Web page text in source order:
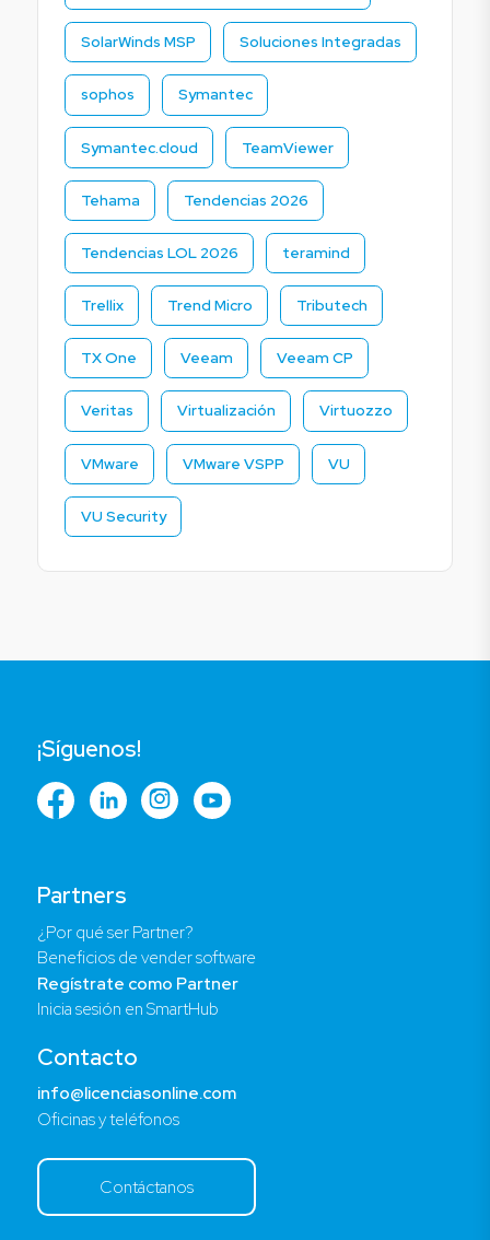
SolarWinds MSP Soluciones Integradas
sophos Symantec
Symantec.cloud TeamViewer
Tehama Tendencias 2026
Tendencias LOL 2026 teramind
Trellix Trend Micro Tributech
TX One Veeam Veeam CP
Veritas Virtualización Virtuozzo
VMware VMware VSPP VU
VU Security
Partners
¿Por qué ser Partner?
Beneficios de vender software
Regístrate como Partner
Inicia sesión en SmartHub
Contacto
info@licenciasonline.com
Oficinas y teléfonos
Contáctanos
¡Síguenos!